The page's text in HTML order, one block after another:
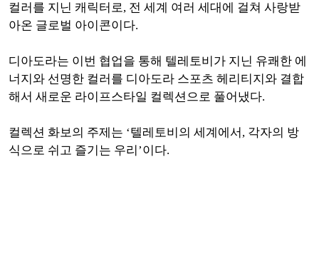
컬러를 지닌 캐릭터로, 전 세계 여러 세대에 걸쳐 사랑받
아온 글로벌 아이콘이다.
디아도라는 이번 협업을 통해 텔레토비가 지닌 유쾌한 에
너지와 선명한 컬러를 디아도라 스포츠 헤리티지와 결합
해서 새로운 라이프스타일 컬렉션으로 풀어냈다.
컬렉션 화보의 주제는 ‘텔레토비의 세계에서, 각자의 방
식으로 쉬고 즐기는 우리’이다.